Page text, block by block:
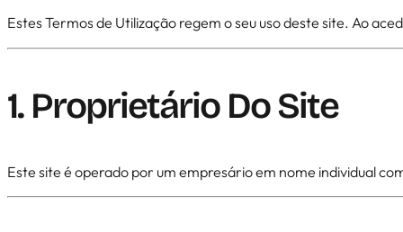
Estes Termos de Utilização regem o seu uso deste site. Ao
1. Proprietário Do Site
Este site é operado por um empresário em nome individual